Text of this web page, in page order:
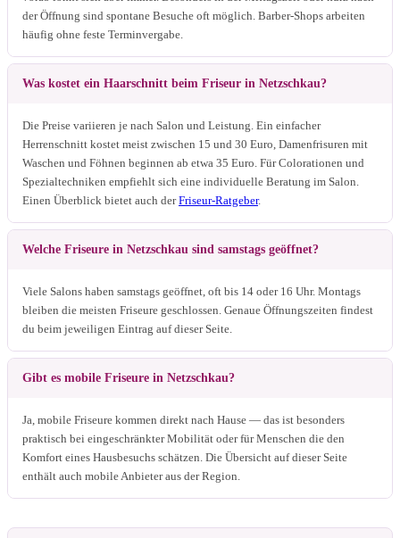
der Öffnung sind spontane Besuche oft möglich. Barber-Shops arbeiten
häufig ohne feste Terminvergabe.
Was kostet ein Haarschnitt beim Friseur in Netzschkau?
Die Preise variieren je nach Salon und Leistung. Ein einfacher
Herrenschnitt kostet meist zwischen 15 und 30 Euro, Damenfrisuren mit
Waschen und Föhnen beginnen ab etwa 35 Euro. Für Colorationen und
Spezialtechniken empfiehlt sich eine individuelle Beratung im Salon.
Einen Überblick bietet auch derFriseur-Ratgeber.
Welche Friseure in Netzschkau sind samstags geöffnet?
Viele Salons haben samstags geöffnet, oft bis 14 oder 16 Uhr. Montags
bleiben die meisten Friseure geschlossen. Genaue Öffnungszeiten findest
du beim jeweiligen Eintrag auf dieser Seite.
Gibt es mobile Friseure in Netzschkau?
Ja, mobile Friseure kommen direkt nach Hause — das ist besonders
praktisch bei eingeschränkter Mobilität oder für Menschen die den
Komfort eines Hausbesuchs schätzen. Die Übersicht auf dieser Seite
enthält auch mobile Anbieter aus der Region.